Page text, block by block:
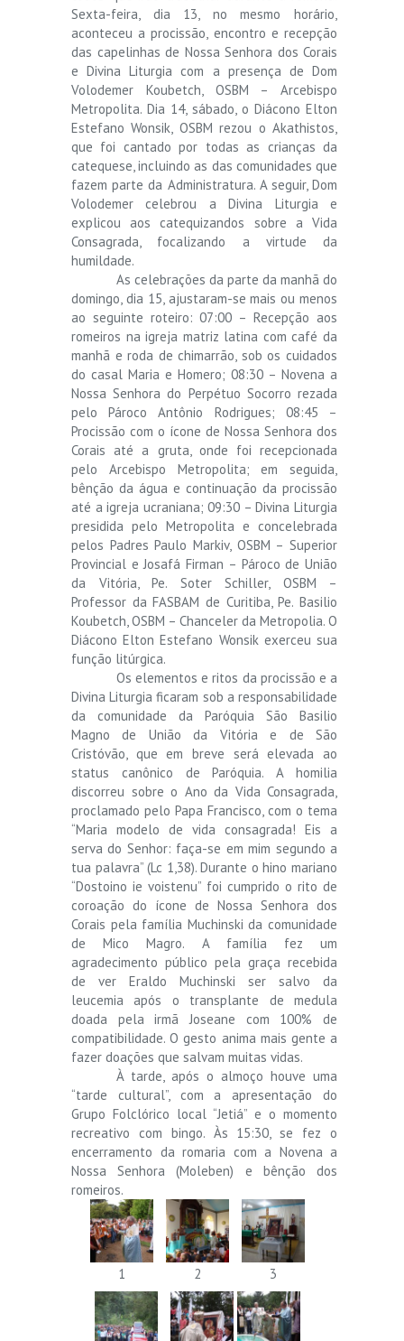
Sexta-feira, dia 13, no mesmo horário,
aconteceu a procissão, encontro e recepção
das capelinhas de Nossa Senhora dos Corais
e Divina Liturgia com a presença de Dom
Volodemer Koubetch, OSBM – Arcebispo
Metropolita. Dia 14, sábado, o Diácono Elton
Estefano Wonsik, OSBM rezou o Akathistos,
que foi cantado por todas as crianças da
catequese, incluindo as das comunidades que
fazem parte da Administratura. A seguir, Dom
Volodemer celebrou a Divina Liturgia e
explicou aos catequizandos sobre a Vida
Consagrada, focalizando a virtude da
humildade.
As celebrações da parte da manhã do
domingo, dia 15, ajustaram-se mais ou menos
ao seguinte roteiro: 07:00 – Recepção aos
romeiros na igreja matriz latina com café da
manhã e roda de chimarrão, sob os cuidados
do casal Maria e Homero; 08:30 – Novena a
Nossa Senhora do Perpétuo Socorro rezada
pelo Pároco Antônio Rodrigues; 08:45 –
Procissão com o ícone de Nossa Senhora dos
Corais até a gruta, onde foi recepcionada
pelo Arcebispo Metropolita; em seguida,
bênção da água e continuação da procissão
até a igreja ucraniana; 09:30 – Divina Liturgia
presidida pelo Metropolita e concelebrada
pelos Padres Paulo Markiv, OSBM – Superior
Provincial e Josafá Firman – Pároco de União
da Vitória, Pe. Soter Schiller, OSBM –
Professor da FASBAM de Curitiba, Pe. Basilio
Koubetch, OSBM – Chanceler da Metropolia. O
Diácono Elton Estefano Wonsik exerceu sua
função litúrgica.
Os elementos e ritos da procissão e a
Divina Liturgia ficaram sob a responsabilidade
da comunidade da Paróquia São Basilio
Magno de União da Vitória e de São
Cristóvão, que em breve será elevada ao
status canônico de Paróquia. A homilia
discorreu sobre o Ano da Vida Consagrada,
proclamado pelo Papa Francisco, com o tema
“Maria modelo de vida consagrada! Eis a
serva do Senhor: faça-se em mim segundo a
tua palavra” (Lc 1,38). Durante o hino mariano
“Dostoino ie voistenu” foi cumprido o rito de
coroação do ícone de Nossa Senhora dos
Corais pela família Muchinski da comunidade
de Mico Magro. A família fez um
agradecimento público pela graça recebida
de ver Eraldo Muchinski ser salvo da
leucemia após o transplante de medula
doada pela irmã Joseane com 100% de
compatibilidade. O gesto anima mais gente a
fazer doações que salvam muitas vidas.
À tarde, após o almoço houve uma
“tarde cultural”, com a apresentação do
Grupo Folclórico local “Jetiá” e o momento
recreativo com bingo. Às 15:30, se fez o
encerramento da romaria com a Novena a
Nossa Senhora (Moleben) e bênção dos
romeiros.
1 2 3